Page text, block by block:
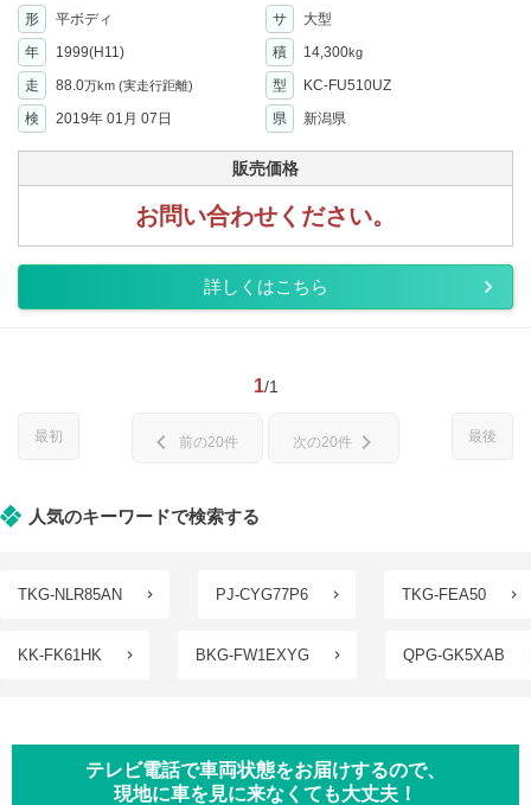
形 平ボディ サ
大型
年
1999(H11) 積 14,300kg
走 88.0万km (実走行距離) 型
KC-FU510UZ
検
2019年 01月 07日 県 新潟県
販売価格
お問い合わせください。
詳しくはこちら
1/1
最初 最後
chevron_left 前の20件 次の20件 chevron_right
人気のキーワードで検索する
TKG-NLR85AN PJ-CYG77P6 TKG-FEA50
KK-FK61HK BKG-FW1EXYG QPG-GK5XAB
テレビ電話で車両状態をお届けするので、
現地に車を見に来なくても大丈夫！